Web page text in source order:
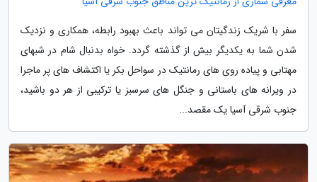
سفر با شریک زندگیتان می تواند باعث بهبود رابطه، همکاری و نزدیک
شدن شما به یکدیگر بیش از گذشته گردد. خواه بدنبال شام در شبهای
مهتابی و پیاده روی های رمانتیک در سواحل بکر یا اکتشاف های پر ماجرا
در ویرانه های باستانی و جنگل های سرسبز یا ترکیبی از هر دو باشید،
جنوب شرقی آسیا یک مقصد...